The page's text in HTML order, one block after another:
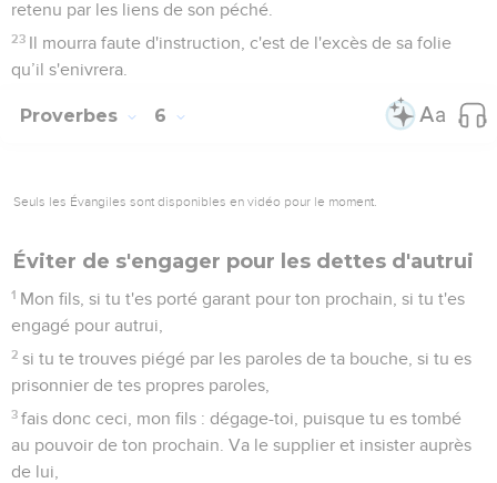
retenu par les liens de son péché.
23 Il mourra faute d'instruction, c'est de l'excès de sa folie
qu’il s'enivrera.
Proverbes 6
Seuls les Évangiles sont disponibles en vidéo pour le moment.
Éviter de s'engager pour les dettes d'autrui
1 Mon fils, si tu t'es porté garant pour ton prochain, si tu t'es
engagé pour autrui,
2 si tu te trouves piégé par les paroles de ta bouche, si tu es
prisonnier de tes propres paroles,
3 fais donc ceci, mon fils : dégage-toi, puisque tu es tombé
au pouvoir de ton prochain. Va le supplier et insister auprès
de lui,